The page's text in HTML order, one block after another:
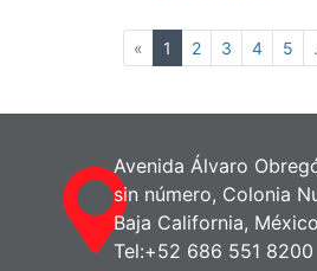
Aires, Luísa
;
António
« 1 (current)
2 3 4 5
Avenida Álvaro
sin número, Colonia
Baja California,
Tel:+52 686 551 8200